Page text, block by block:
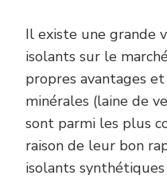
Il existe une grande
isolants sur le
propres avantages
minérales (laine de
sont parmi les plus
raison de leur bon
isolants